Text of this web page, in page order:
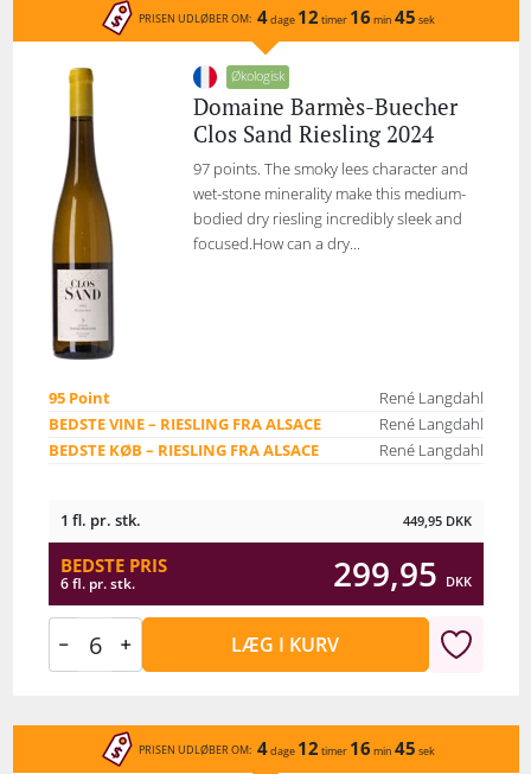
PRISEN UDLØBER OM: 4dage 12 timer 16 min 45 sek
Økologisk
Domaine Barmès-Buecher
Clos Sand Riesling 2024
97 points. The smoky lees character and
wet-stone minerality make this medium-
bodied dry riesling incredibly sleek and
focused.How can a dry...
95 Point
René Langdahl
BEDSTE VINE – RIESLING FRA ALSACE
René Langdahl
BEDSTE KØB – RIESLING FRA ALSACE
René Langdahl
1 fl. pr. stk. 449,95 DKK
BEDSTE PRIS
6 fl. pr. stk. 299,95 DKK
LÆG I KURV
PRISEN UDLØBER OM: 4dage 12 timer 16 min 45 sek